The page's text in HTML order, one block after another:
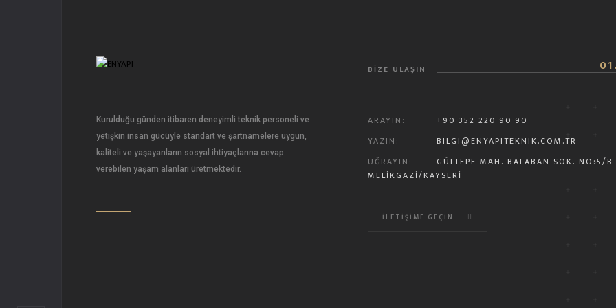
Kurulduğu günden itibaren deneyimli teknik personeli ve
yetişkin insan gücüyle standart ve şartnamelere uygun,
kaliteli ve yaşayanların sosyal ihtiyaçlarına cevap
verebilen yaşam alanları üretmektedir.
BİZE ULAŞIN
ARAYIN:
+90 352 220 90 90
YAZIN:
BILGI@ENYAPITEKNIK.COM.TR
UĞRAYIN:
GÜLTEPE MAH. BALABAN SOK. NO:5/B
MELIKGAZI/KAYSERİ
İLETİŞİME GEÇİN